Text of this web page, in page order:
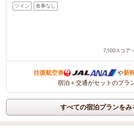
ツイン 食事なし
7,100スコア～
往復航空券 や新
宿泊＋交通がセットのプラ
すべての宿泊プランをみ